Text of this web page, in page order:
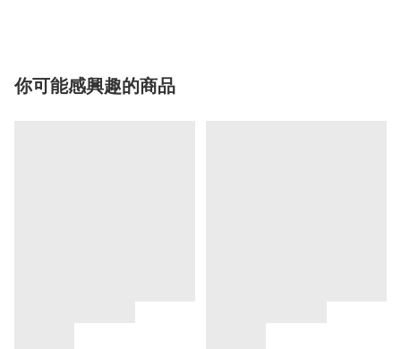
你可能感興趣的商品